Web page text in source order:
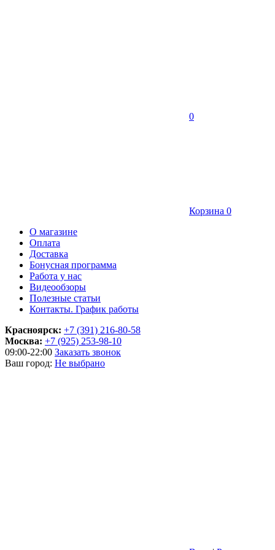
0
Корзина 0
О магазине
Оплата
Доставка
Бонусная программа
Работа у нас
Видеообзоры
Полезные статьи
Контакты. График работы
Красноярск: +7 (391) 216-80-58
Москва: +7 (925) 253-98-10
09:00-22:00 Заказать звонок
Ваш город: Не выбрано